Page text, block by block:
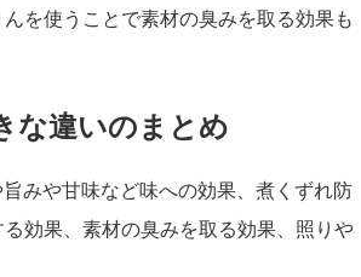
を使うことで素材の臭みを取る効果も
な違いのまとめ
みや甘味など味への効果、煮くずれ防
効果、素材の臭みを取る効果、照りや